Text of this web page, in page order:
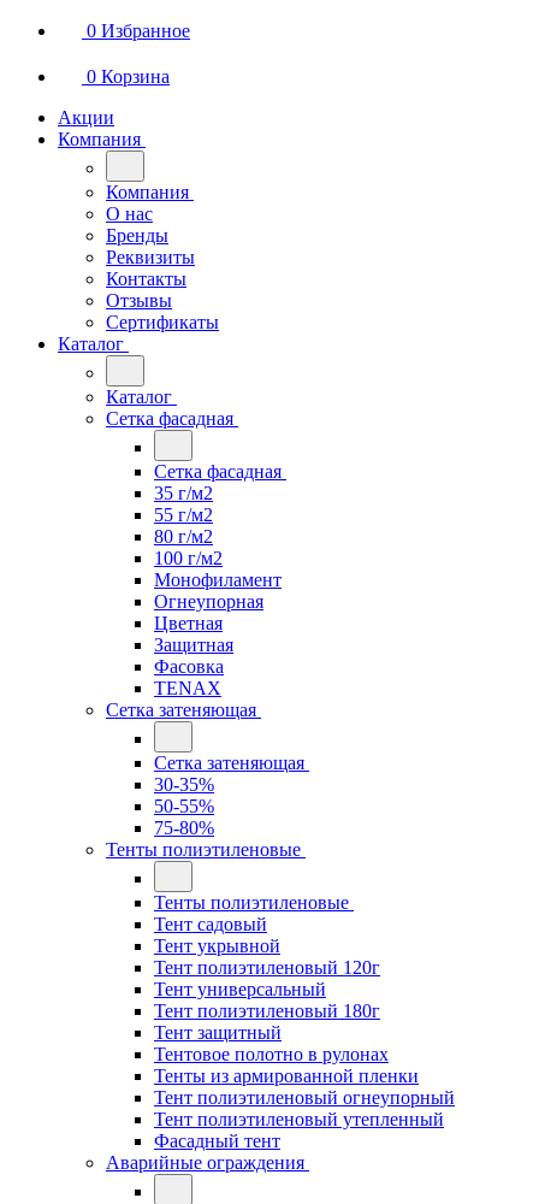
0 Избранное
0 Корзина
Акции
Компания
Компания
О нас
Бренды
Реквизиты
Контакты
Отзывы
Сертификаты
Каталог
Каталог
Сетка фасадная
Сетка фасадная
35 г/м2
55 г/м2
80 г/м2
100 г/м2
Монофиламент
Огнеупорная
Цветная
Защитная
Фасовка
TENAX
Сетка затеняющая
Сетка затеняющая
30-35%
50-55%
75-80%
Тенты полиэтиленовые
Тенты полиэтиленовые
Тент садовый
Тент укрывной
Тент полиэтиленовый 120г
Тент универсальный
Тент полиэтиленовый 180г
Тент защитный
Тентовое полотно в рулонах
Тенты из армированной пленки
Тент полиэтиленовый огнеупорный
Тент полиэтиленовый утепленный
Фасадный тент
Аварийные ограждения